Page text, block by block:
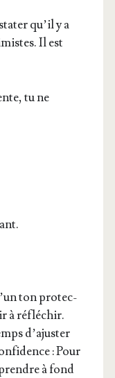
qu’il y a
Il est
tu ne
ton pro­tec­
à réflé­chir.
d’a­jus­ter
: Pour
à fond